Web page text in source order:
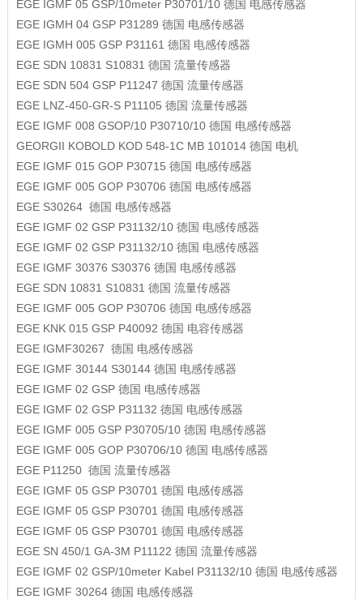
EGE IGMF 05 GSP/10meter P30701/10 德国 电感传感器
EGE IGMH 04 GSP P31289 德国 电感传感器
EGE IGMH 005 GSP P31161 德国 电感传感器
EGE SDN 10831 S10831 德国 流量传感器
EGE SDN 504 GSP P11247 德国 流量传感器
EGE LNZ-450-GR-S P11105 德国 流量传感器
EGE IGMF 008 GSOP/10 P30710/10 德国 电感传感器
GEORGII KOBOLD KOD 548-1C MB 101014 德国 电机
EGE IGMF 015 GOP P30715 德国 电感传感器
EGE IGMF 005 GOP P30706 德国 电感传感器
EGE S30264 德国 电感传感器
EGE IGMF 02 GSP P31132/10 德国 电感传感器
EGE IGMF 02 GSP P31132/10 德国 电感传感器
EGE IGMF 30376 S30376 德国 电感传感器
EGE SDN 10831 S10831 德国 流量传感器
EGE IGMF 005 GOP P30706 德国 电感传感器
EGE KNK 015 GSP P40092 德国 电容传感器
EGE IGMF30267 德国 电感传感器
EGE IGMF 30144 S30144 德国 电感传感器
EGE IGMF 02 GSP 德国 电感传感器
EGE IGMF 02 GSP P31132 德国 电感传感器
EGE IGMF 005 GSP P30705/10 德国 电感传感器
EGE IGMF 005 GOP P30706/10 德国 电感传感器
EGE P11250 德国 流量传感器
EGE IGMF 05 GSP P30701 德国 电感传感器
EGE IGMF 05 GSP P30701 德国 电感传感器
EGE IGMF 05 GSP P30701 德国 电感传感器
EGE SN 450/1 GA-3M P11122 德国 流量传感器
EGE IGMF 02 GSP/10meter Kabel P31132/10 德国 电感传感器
EGE IGMF 30264 德国 电感传感器